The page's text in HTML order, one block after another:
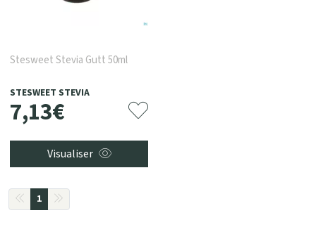
Stesweet Stevia Gutt 50ml
STESWEET STEVIA
7,13€
Visualiser
1